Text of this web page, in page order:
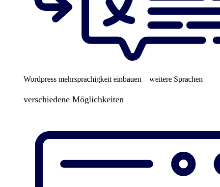
Wordpress mehrsprachigkeit einbauen – weitere Sprachen
verschiedene Möglichkeiten